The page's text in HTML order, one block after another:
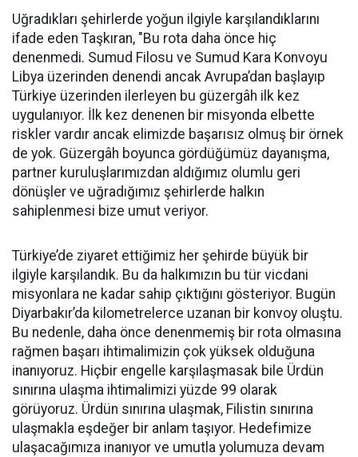
Uğradıkları şehirlerde yoğun ilgiyle karşılandıklarını
ifade eden Taşkıran, "Bu rota daha önce hiç
denenmedi. Sumud Filosu ve Sumud Kara Konvoyu
Libya üzerinden denendi ancak Avrupa’dan başlayıp
Türkiye üzerinden ilerleyen bu güzergâh ilk kez
uygulanıyor. İlk kez denenen bir misyonda elbette
riskler vardır ancak elimizde başarısız olmuş bir örnek
de yok. Güzergâh boyunca gördüğümüz dayanışma,
partner kuruluşlarımızdan aldığımız olumlu geri
dönüşler ve uğradığımız şehirlerde halkın
sahiplenmesi bize umut veriyor.
Türkiye’de ziyaret ettiğimiz her şehirde büyük bir
ilgiyle karşılandık. Bu da halkımızın bu tür vicdani
misyonlara ne kadar sahip çıktığını gösteriyor. Bugün
Diyarbakır’da kilometrelerce uzanan bir konvoy oluştu.
Bu nedenle, daha önce denenmemiş bir rota olmasına
rağmen başarı ihtimalimizin çok yüksek olduğuna
inanıyoruz. Hiçbir engelle karşılaşmasak bile Ürdün
sınırına ulaşma ihtimalimizi yüzde 99 olarak
görüyoruz. Ürdün sınırına ulaşmak, Filistin sınırına
ulaşmakla eşdeğer bir anlam taşıyor. Hedefimize
ulaşacağımıza inanıyor ve umutla yolumuza devam